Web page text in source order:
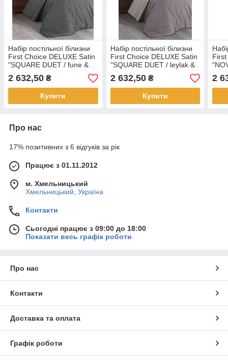
Набір постільної білизни
First Choice DELUXE Satin
"SQUARE DUET / fune &
duman" DLX 31
2 632,50 ₴
Купити
Набір постільної білизни
First Choice DELUXE Satin
"SQUARE DUET / leylak &
відкрито bej" DLX 46
2 632,50₴
Купити
11
2
Про нас
17% позитивних з 6 відгуків за рік
Працює з 01.11.2012
м. Хмельницький
Хмельницький, Україна
Контакти
Сьогодні працює з 09:00 до 18:00
Показати весь графік роботи
Про нас
Контакти
Доставка та оплата
Графік роботи